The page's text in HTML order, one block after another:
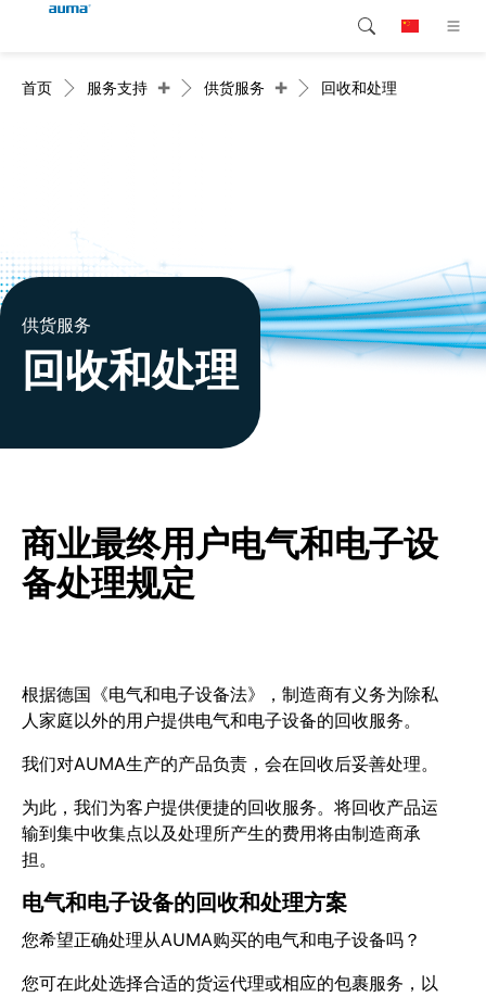
产品介绍
服务支持
公司简介
联系我们
Global
北美
搜索
首页 服务支持 + 供货服务 + 回收和处理
供货服务
回收和处理
商业最终用户电气和电子设
备处理规定
根据德国《电气和电子设备法》，制造商有义务为除私
人家庭以外的用户提供电气和电子设备的回收服务。
我们对AUMA生产的产品负责，会在回收后妥善处理。
为此，我们为客户提供便捷的回收服务。将回收产品运
输到集中收集点以及处理所产生的费用将由制造商承
担。
电气和电子设备的回收和处理方案
您希望正确处理从AUMA购买的电气和电子设备吗？
您可在此处选择合适的货运代理或相应的包裹服务，以